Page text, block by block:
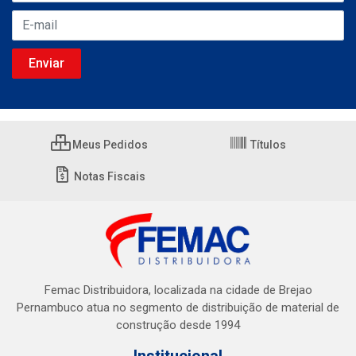
Meus Pedidos Títulos
Notas Fiscais
Femac Distribuidora, localizada na cidade de Brejao
Pernambuco atua no segmento de distribuição de material de
construção desde 1994